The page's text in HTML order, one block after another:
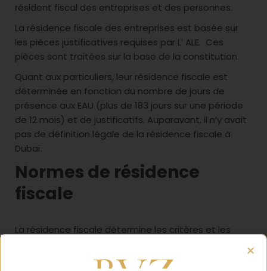
résident fiscal des entreprises et des personnes.
La résidence fiscale des entreprises est basée sur
les pièces justificatives requises par L’ ALE. Ces
pièces sont traitées sur la base de la constitution.
Quant aux particuliers, leur résidence fiscale est
déterminée en fonction du nombre de jours de
présence aux EAU (plus de 183 jours sur une période
de 12 mois) et de justificatifs. Auparavant, il n’y avait
pas de définition légale de la résidence fiscale à
Dubaï.
Normes de résidence
fiscale
La résidence fiscale détermine les critères et les